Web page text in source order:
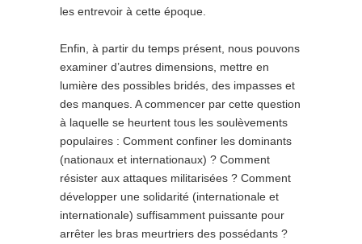
les entrevoir à cette époque.
Enfin, à partir du temps présent, nous pouvons
examiner d’autres dimensions, mettre en
lumière des possibles bridés, des impasses et
des manques. A commencer par cette question
à laquelle se heurtent tous les soulèvements
populaires : Comment confiner les dominants
(nationaux et internationaux) ? Comment
résister aux attaques militarisées ? Comment
développer une solidarité (internationale et
internationale) suffisamment puissante pour
arrêter les bras meurtriers des possédants ?